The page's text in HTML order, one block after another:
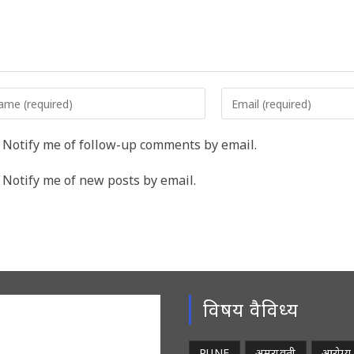
your
address
Notify me of follow-up comments by email.
Notify me of new posts by email.
विषय वैविध्य